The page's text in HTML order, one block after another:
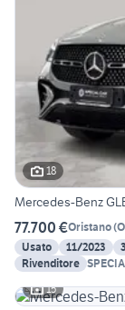
18
Mercedes-Benz
77.700 €Oristano(
Usato
11/2023
Rivenditore
15